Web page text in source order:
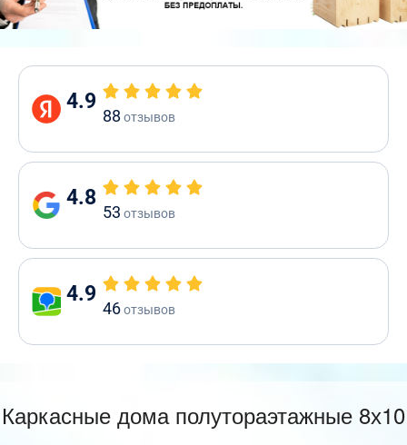
4.9
88 отзывов
4.8
53 отзывов
4.9
46отзывов
Каркасные дома полутораэтажные 8х10